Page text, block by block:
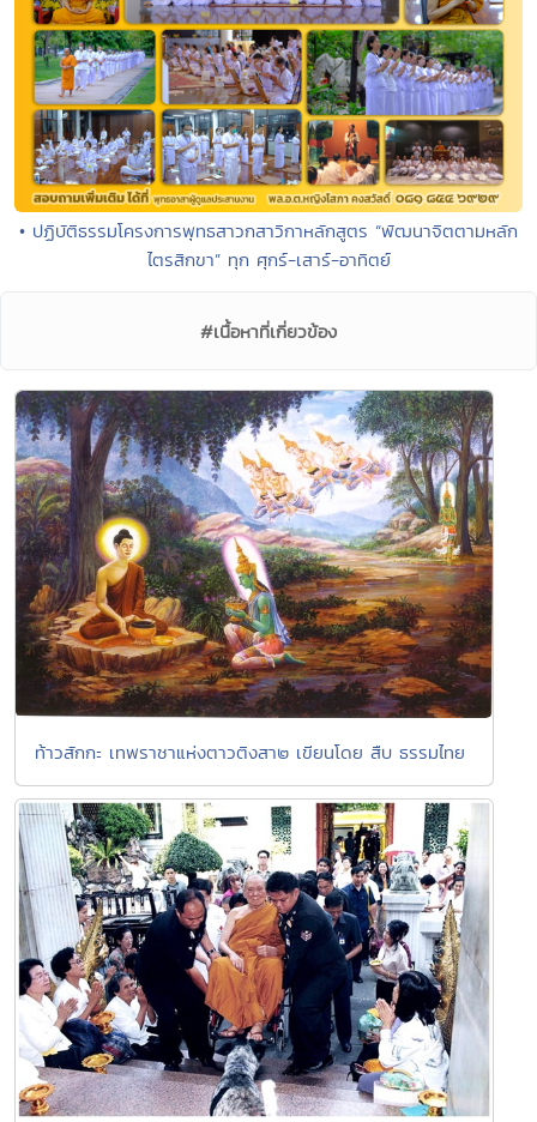
• ปฏิบัติธรรมโครงการพุทธสาวกสาวิกาหลักสูตร “พัฒนาจิตตามหลัก
ไตรสิกขา” ทุก ศุกร์-เสาร์-อาทิตย์
#เนื้อหาที่เกี่ยวข้อง
ท้าวสักกะ เทพราชาแห่งตาวติงสา๒ เขียนโดย สืบ ธรรมไทย